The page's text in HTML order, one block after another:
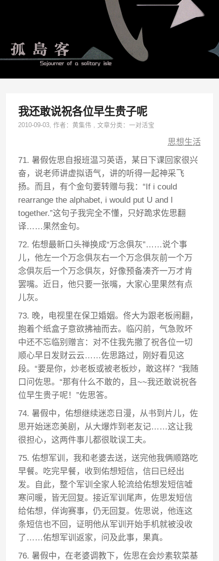
我还敢说祝各位早生贵子呢
2010-09-03, 作者：黄集伟 ,文章分类：一对活宝
思想生活
71. 暑假佐思自报班温习英语，某日下课回家很兴
奋，说老师讲虚拟语气，讲的听得一起神采飞
扬。而且，有个金句要转赠与我：“If i could
rearrange the alphabet, i would put U and I
together.”这句子我完全不懂，只好跪求佐思翻
译……果然金句。
72. 佑想最新口头禅换成“万念俱灰”……说个事
儿，他左一个万念俱灰右一个万念俱灰前一个万
念俱灰后一个万念俱灰，好像预备凑齐一万才肯
罢嘴。近日，他只要一张嘴，大家心里果然有点
儿灰。
73. 晚，电视里在保卫婚姻。佟大为跟老板闹翻，
抱着个纸盒子意欲拂袖而去。临闪前，气急败坏
中还不忘临别赠言：对不住我先撤了祝各位一切
顺心早日发财云云……佐思路过，刚好看见这
段。“要是你，炒老板或被老板炒，敢这样？”我随
口问佐思。“那有什么不敢的，且~~我还敢说祝各
位早生贵子呢！”佐思答。
74. 暑假中，佑想继续迷恋日漫，从书到片儿，佐
思开始迷恋美剧，从大爆炸到老友记……这让我
很担心，这两件事儿都很耽误工夫。
75. 佑想军训，我和老婆去送，送完他我俩顺路吃
早餐。吃完早餐，收到佑想短信，信曰已经出
发。自此，整个军训全家人轮流给佑想发短信嘘
寒问暖，皆无回复。接近军训尾声，佐思发短信
给佑想，佯询赛事，仍无回复。佐思说，他连这
条短信也不回，证明他从军训开始手机就被没收
了……佑想军训返家，问及此事，果真。
76. 暑假中，在老婆调教下，佐思在会炒素软菜基